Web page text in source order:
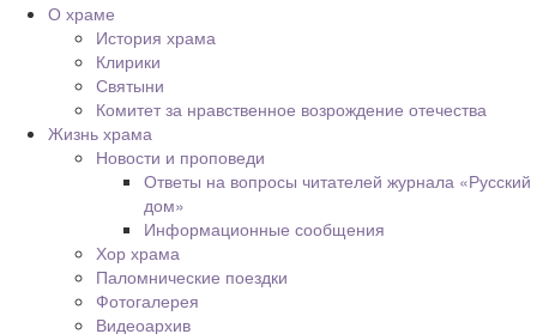
О храме
История храма
Клирики
Святыни
Комитет за нравственное возрождение отечества
Жизнь храма
Новости и проповеди
Ответы на вопросы читателей журнала «Русский
дом»
Информационные сообщения
Хор храма
Паломнические поездки
Фотогалерея
Видеоархив